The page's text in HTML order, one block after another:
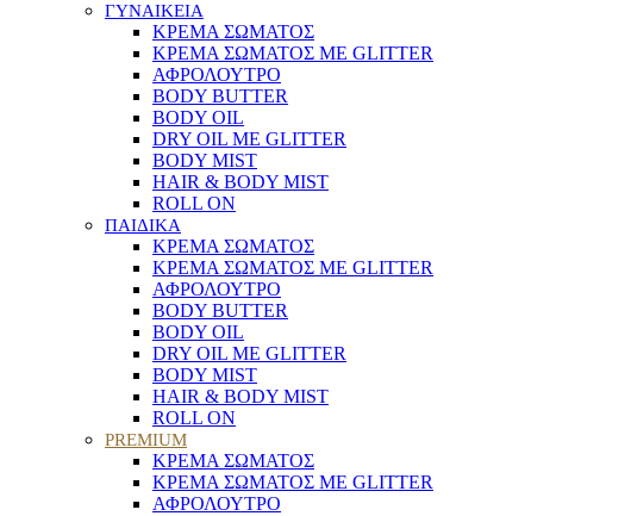
ΓΥΝΑΙΚΕΙΑ
ΚΡΕΜΑ ΣΩΜΑΤΟΣ
ΚΡΕΜΑ ΣΩΜΑΤΟΣ ΜΕ GLITTER
ΑΦΡΟΛΟΥΤΡΟ
BODY BUTTER
BODY OIL
DRY OIL ΜΕ GLITTER
BODY MIST
HAIR & BODY MIST
ROLL ON
ΠΑΙΔΙΚΑ
ΚΡΕΜΑ ΣΩΜΑΤΟΣ
ΚΡΕΜΑ ΣΩΜΑΤΟΣ ΜΕ GLITTER
ΑΦΡΟΛΟΥΤΡΟ
BODY BUTTER
BODY OIL
DRY OIL ΜΕ GLITTER
BODY MIST
HAIR & BODY MIST
ROLL ON
PREMIUM
ΚΡΕΜΑ ΣΩΜΑΤΟΣ
ΚΡΕΜΑ ΣΩΜΑΤΟΣ ΜΕ GLITTER
ΑΦΡΟΛΟΥΤΡΟ